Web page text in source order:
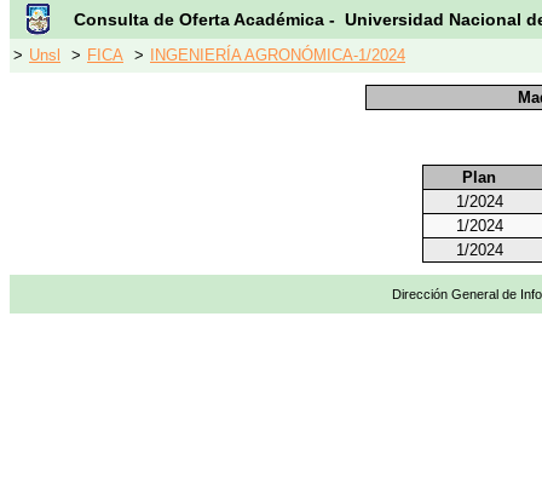
Consulta de Oferta Académica - Universidad Nacional
> Unsl > FICA > INGENIERÍA AGRONÓMICA-1/2024
Plan
1/2024
1/2024
1/2024
Dirección General de